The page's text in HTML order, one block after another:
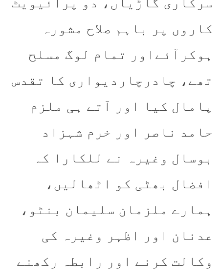
کاروں پر باہم صلاح مشورہ
ہوکرآئےاور تمام لوگ مسلح
تھے، چادرچاردیواری کا تقدس
پامال کیا اور آتے ہی ملزم
حامد ناصر اور خرم شہزاد
بوسال وغیرہ نے للکارا کہ
افضال بھٹی کو اٹھالیں،
ہمارے ملزمان سلیمان بنٹو،
عدنان اور اظہر وغیرہ کی
وکالت کرنے اور رابطہ رکھنے